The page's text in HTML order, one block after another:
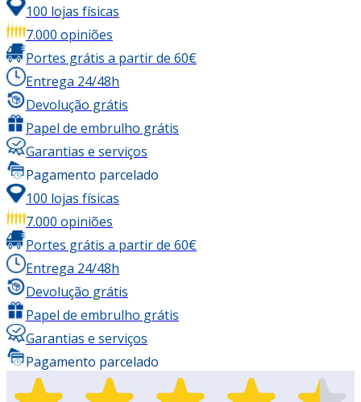
100 lojas físicas
7.000 opiniões
Portes grátis a partir de 60€
Entrega 24/48h
Devolução grátis
Papel de embrulho grátis
Garantias e serviços
Pagamento parcelado
100 lojas físicas
7.000 opiniões
Portes grátis a partir de 60€
Entrega 24/48h
Devolução grátis
Papel de embrulho grátis
Garantias e serviços
Pagamento parcelado